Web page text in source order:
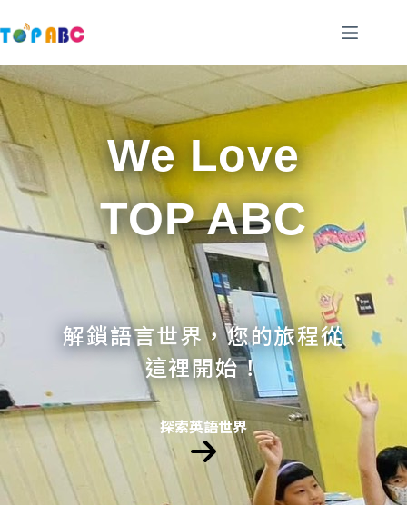
至
要
內
容
We Love
TOP ABC
解鎖語言世界，您的旅程從
這裡開始！
探索英語世界